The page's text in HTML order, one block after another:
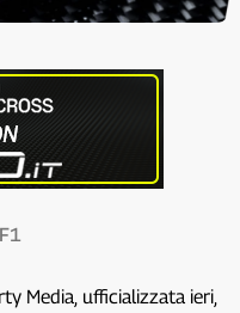
F1
Media, ufficializzata ieri,